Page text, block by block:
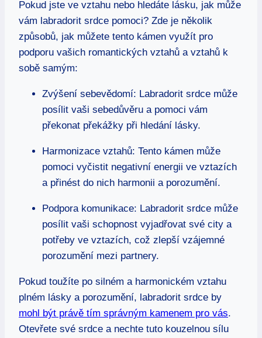
Pokud jste ve vztahu nebo hledáte lásku, jak může
vám labradorit srdce pomoci? Zde je několik
způsobů, jak můžete tento kámen využít pro
podporu vašich romantických vztahů a vztahů k
sobě samým:
Zvýšení sebevědomí: Labradorit srdce může
posílit vaši sebedůvěru a pomoci vám
překonat překážky při hledání lásky.
Harmonizace vztahů: Tento kámen může
pomoci vyčistit negativní energii ve vztazích
a přinést do nich harmonii a porozumění.
Podpora komunikace: Labradorit srdce může
posílit vaši schopnost vyjadřovat své city a
potřeby ve vztazích, což zlepší vzájemné
porozumění mezi partnery.
Pokud toužíte po silném a harmonickém vztahu
plném lásky a porozumění, labradorit srdce by
mohl být právě tím správným kamenem pro vás.
Otevřete své srdce a nechte tuto kouzelnou sílu